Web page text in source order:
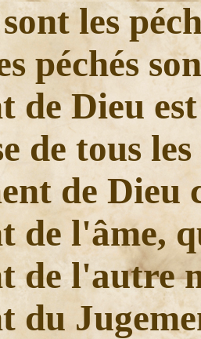
les
péchés
de Dieu
de tous
de Dieu
de l'âme,
de l'autre
du